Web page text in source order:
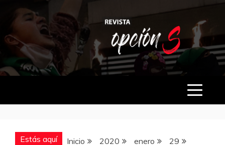
Saltar
contenido
OPCIÓN S
Estás aquí Inicio 2020 enero
29